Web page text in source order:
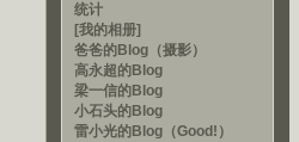
统计
[我的相册]
爸爸的Blog（摄影）
高永超的Blog
梁一信的Blog
小石头的Blog
雷小光的Blog（Good!）